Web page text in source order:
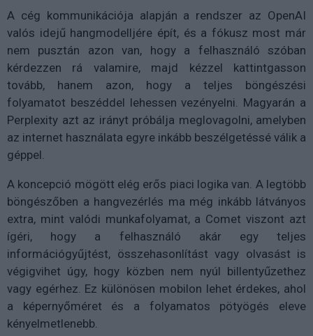
A cég kommunikációja alapján a rendszer az OpenAI
valós idejű hangmodelljére épít, és a fókusz most már
nem pusztán azon van, hogy a felhasználó szóban
kérdezzen rá valamire, majd kézzel kattintgasson
tovább, hanem azon, hogy a teljes böngészési
folyamatot beszéddel lehessen vezényelni. Magyarán a
Perplexity azt az irányt próbálja meglovagolni, amelyben
az internet használata egyre inkább beszélgetéssé válik a
géppel.
A koncepció mögött elég erős piaci logika van. A legtöbb
böngészőben a hangvezérlés ma még inkább látványos
extra, mint valódi munkafolyamat, a Comet viszont azt
ígéri, hogy a felhasználó akár egy teljes
információgyűjtést, összehasonlítást vagy olvasást is
végigvihet úgy, hogy közben nem nyúl billentyűzethez
vagy egérhez. Ez különösen mobilon lehet érdekes, ahol
a képernyőméret és a folyamatos pötyögés eleve
kényelmetlenebb.